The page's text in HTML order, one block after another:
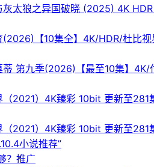
回答1988 #十周年MT #韩国综
太狼之异国破晓‎ (2025) 4K HDR
然踏上危机四伏的营救之路，面
影10 / Pleasant Goat and Big
【评论区可搜索】 | 🔍网盘专搜
【10集全】4K/HDR/杜比视
发、学生肆意违纪、家长盲目护
剧情直击现实痛点，引发大众对
第九季(2026)【最至10集】4K/
欧米伽装置展开跨宇宙对决，串
独立单元故事与主线剧情，深挖
画 #多元宇宙剧集⬇️【评论区可搜索
2021）4K臻彩 10bit 更新至
#国漫 #leoziyuan #动画 #动漫 #
2021）4K臻彩 10bit 更新至
小说推荐”
？ 推广